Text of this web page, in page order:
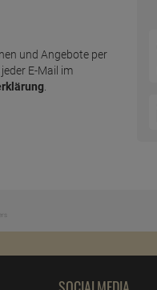
und Angebote per
E-Mail im
.